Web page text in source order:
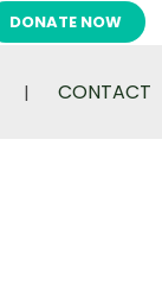
DONATE NOW
CONTACT